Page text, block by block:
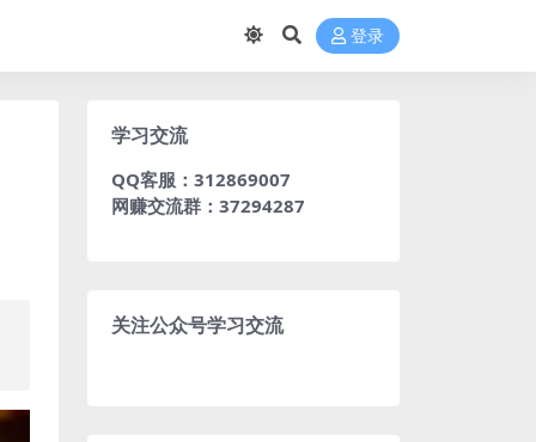
登录
学习交流
QQ客服：312869007
网赚交流群：37294287
关注公众号学习交流